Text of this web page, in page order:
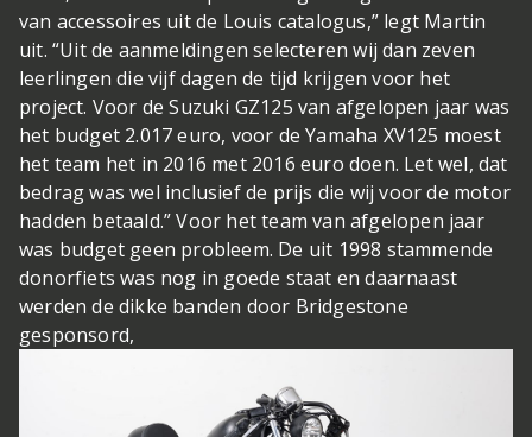
van accessoires uit de Louis catalogus,” legt Martin
uit. “Uit de aanmeldingen selecteren wij dan zeven
leerlingen die vijf dagen de tijd krijgen voor het
project. Voor de Suzuki GZ125 van afgelopen jaar was
het budget 2.017 euro, voor de Yamaha XV125 moest
het team het in 2016 met 2016 euro doen. Let wel, dat
bedrag was wel inclusief de prijs die wij voor de motor
hadden betaald.” Voor het team van afgelopen jaar
was budget geen probleem. De uit 1998 stammende
donorfiets was nog in goede staat en daarnaast
werden de dikke banden door Bridgestone
gesponsord,